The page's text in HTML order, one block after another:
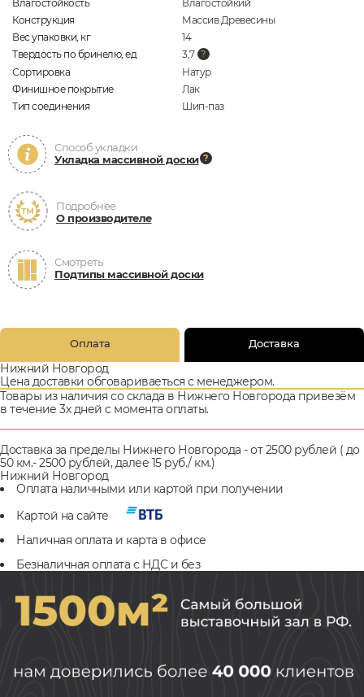
Влагостойкость
Влагостойкий
Конструкция
Массив Древесины
Вес упаковки, кг
14
Твердость по бринелю, ед
3,7
Сортировка
Натур
Финишное покрытие
Лак
Тип соединения
Шип-паз
Способ укладки
Укладка массивной доски
Подробнее
О производителе
Смотреть
Подтипы массивной доски
Оплата Доставка
Нижний Новгород
Цена доставки обговариваеться с менеджером.
Товары из наличия со склада в Нижнего Новгорода привезём
в течение 3х дней с момента оплаты.
Доставка за пределы Нижнего Новгорода - от 2500 рублей ( до
50 км.- 2500 рублей, далее 15 руб./ км.)
Нижний Новгород
Оплата наличными или картой при получении
Картой на сайте
Наличная оплата и карта в офисе
Безналичная оплата с НДС и без